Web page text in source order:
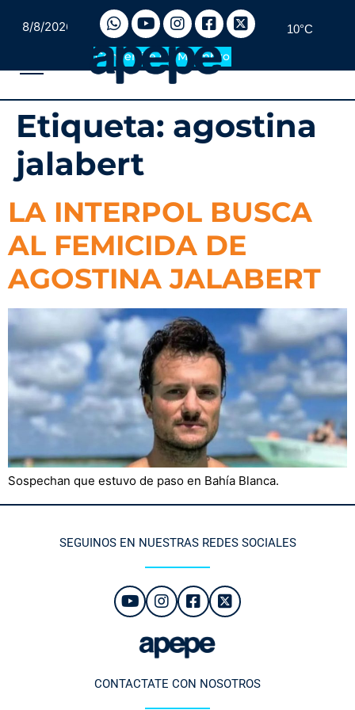
8/8/2026 10°C
Convertite en Miembro
Etiqueta: agostina
jalabert
LA INTERPOL BUSCA
AL FEMICIDA DE
AGOSTINA JALABERT
Sospechan que estuvo de paso en Bahía Blanca.
SEGUINOS EN NUESTRAS REDES SOCIALES
CONTACTATE CON NOSOTROS